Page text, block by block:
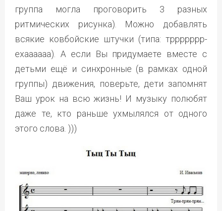
группа могла проговорить 3 разных
ритмических рисунка). Можно добавлять
всякие ковбойские штучки (типа: тррррррр-
ехаааааа). А если Вы придумаете вместе с
детьми ещё и синхронные (в рамках одной
группы) движения, поверьте, дети запомнят
Ваш урок на всю жизнь! И музыку полюбят
даже те, кто раньше ухмылялся от одного
этого слова. )))